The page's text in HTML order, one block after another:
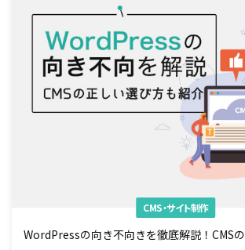
CMS・サイト制作
WordPressの向き不向きを徹底解説！CMS